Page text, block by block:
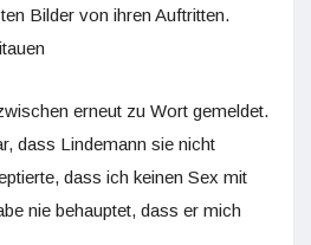
Bilder von ihren Auftritten.
erneut zu Wort gemeldet.
dass Lindemann sie nicht
dass ich keinen Sex mit
nie behauptet, dass er mich